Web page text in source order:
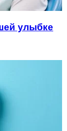
улыбке